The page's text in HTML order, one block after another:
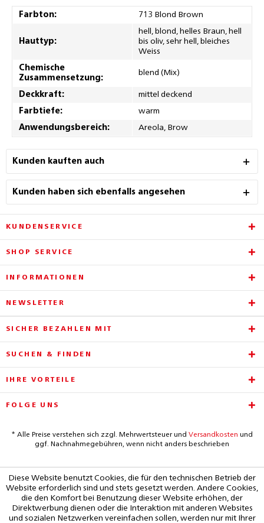
Farbton: 713 Blond Brown
Hauttyp:
hell, blond, helles Braun, hell
bis oliv, sehr hell, bleiches
Weiss
Chemische
Zusammensetzung:
blend (Mix)
Deckkraft:
mittel deckend
Farbtiefe:
warm
Anwendungsbereich:
Areola, Brow
Kunden kauften auch
Kunden haben sich ebenfalls angesehen
KUNDENSERVICE
SHOP SERVICE
INFORMATIONEN
NEWSLETTER
SICHER BEZAHLEN MIT
SUCHEN & FINDEN
IHRE VORTEILE
FOLGE UNS
* Alle Preise verstehen sich zzgl. Mehrwertsteuer und Versandkosten und
ggf. Nachnahmegebühren, wenn nicht anders beschrieben
Diese Website benutzt Cookies, die für den technischen Betrieb der
Website erforderlich sind und stets gesetzt werden. Andere Cookies,
die den Komfort bei Benutzung dieser Website erhöhen, der
Direktwerbung dienen oder die Interaktion mit anderen Websites
und sozialen Netzwerken vereinfachen sollen, werden nur mit Ihrer